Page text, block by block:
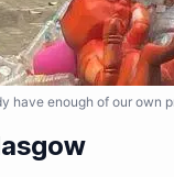
have enough of our